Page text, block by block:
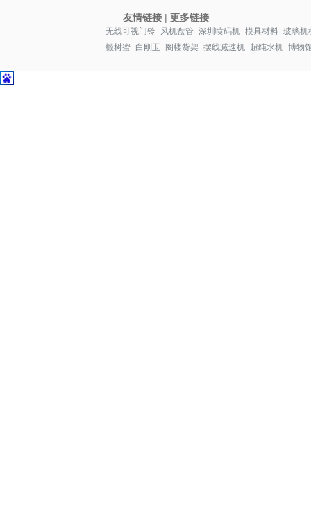
友情链接| 更多链接
无线可视门铃 风机盘管 深圳喷码机 模具材料 玻璃机
椴树蜜 白刚玉 阁楼货架 摆线减速机 超纯水机 博物